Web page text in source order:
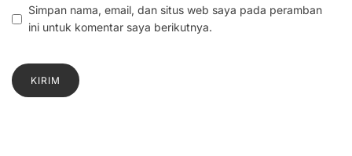
Simpan nama, email, dan situs web saya pada peramban
ini untuk komentar saya berikutnya.